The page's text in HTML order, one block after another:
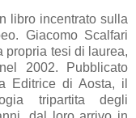
libro incentrato sulla
Giacomo Scalfari
propria tesi di laurea,
2002. Pubblicato
Editrice di Aosta, il
tripartita degli